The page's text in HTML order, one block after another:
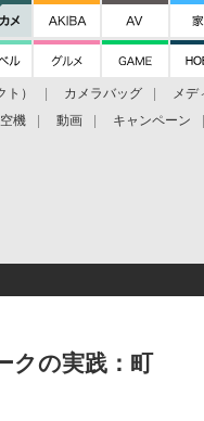
） カメラバッグ メデ
機 動画 キャンペーン
クの実践：町